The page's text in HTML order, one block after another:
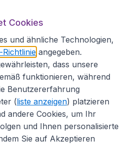
Cookies
und ähnliche Technologien,
Richtlinie angegeben.
dass unsere
funktionieren, während
Benutzererfahrung
(liste anzeigen) platzieren
andere Cookies, um Ihr
und Ihnen personalisierte
Sie auf Akzeptieren